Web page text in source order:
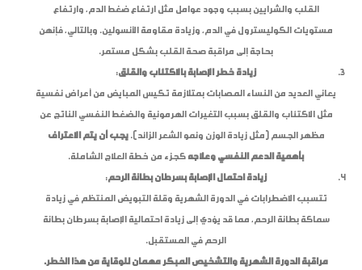
القلب والشرايين بسبب وجود عوامل مثل ارتفاع ضغط الدم، وارتفاع
مستويات الكوليسترول في الدم، وزيادة مقاومة الأنسولين. وبالتالي، فإنهن
بحاجة إلى مراقبة صحة القلب بشكل مستمر.
زيادة خطر الإصابة بالاكتئاب والقلق:
يعاني العديد من النساء المصابات بمتلازمة تكيس المبايض من أعراض نفسية
مثل الاكتئاب والقلق بسبب التغيرات الهرمونية والضغط النفسي الناتج عن
مظهر الجسم (مثل زيادة الوزن ونمو الشعر الزائد).يجب أن يتم الاعتراف
بأهمية الدعم النفسي وعلاجهكجزء من خطة العلاج الشاملة.
زيادة احتمال الإصابة بسرطان بطانة الرحم:
تتسبب الاضطرابات في الدورة الشهرية وقلة التبويض المنتظم في زيادة
سماكة بطانة الرحم، مما قد يؤدي إلى زيادة احتمالية الإصابة بسرطان بطانة
الرحم في المستقبل.
مراقبة الدورة الشهرية والتشخيص المبكر مهمان للوقاية من هذا الخطر.